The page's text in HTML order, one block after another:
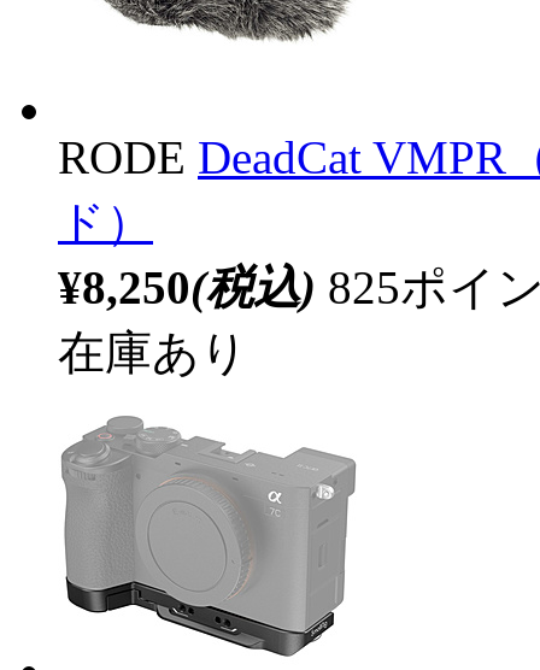
RODE DeadCat
ド）
¥8,250(税込) 825ポイ
在庫あり